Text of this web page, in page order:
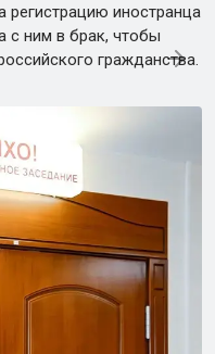
иностранца
с ним в брак, чтобы
гражданства.